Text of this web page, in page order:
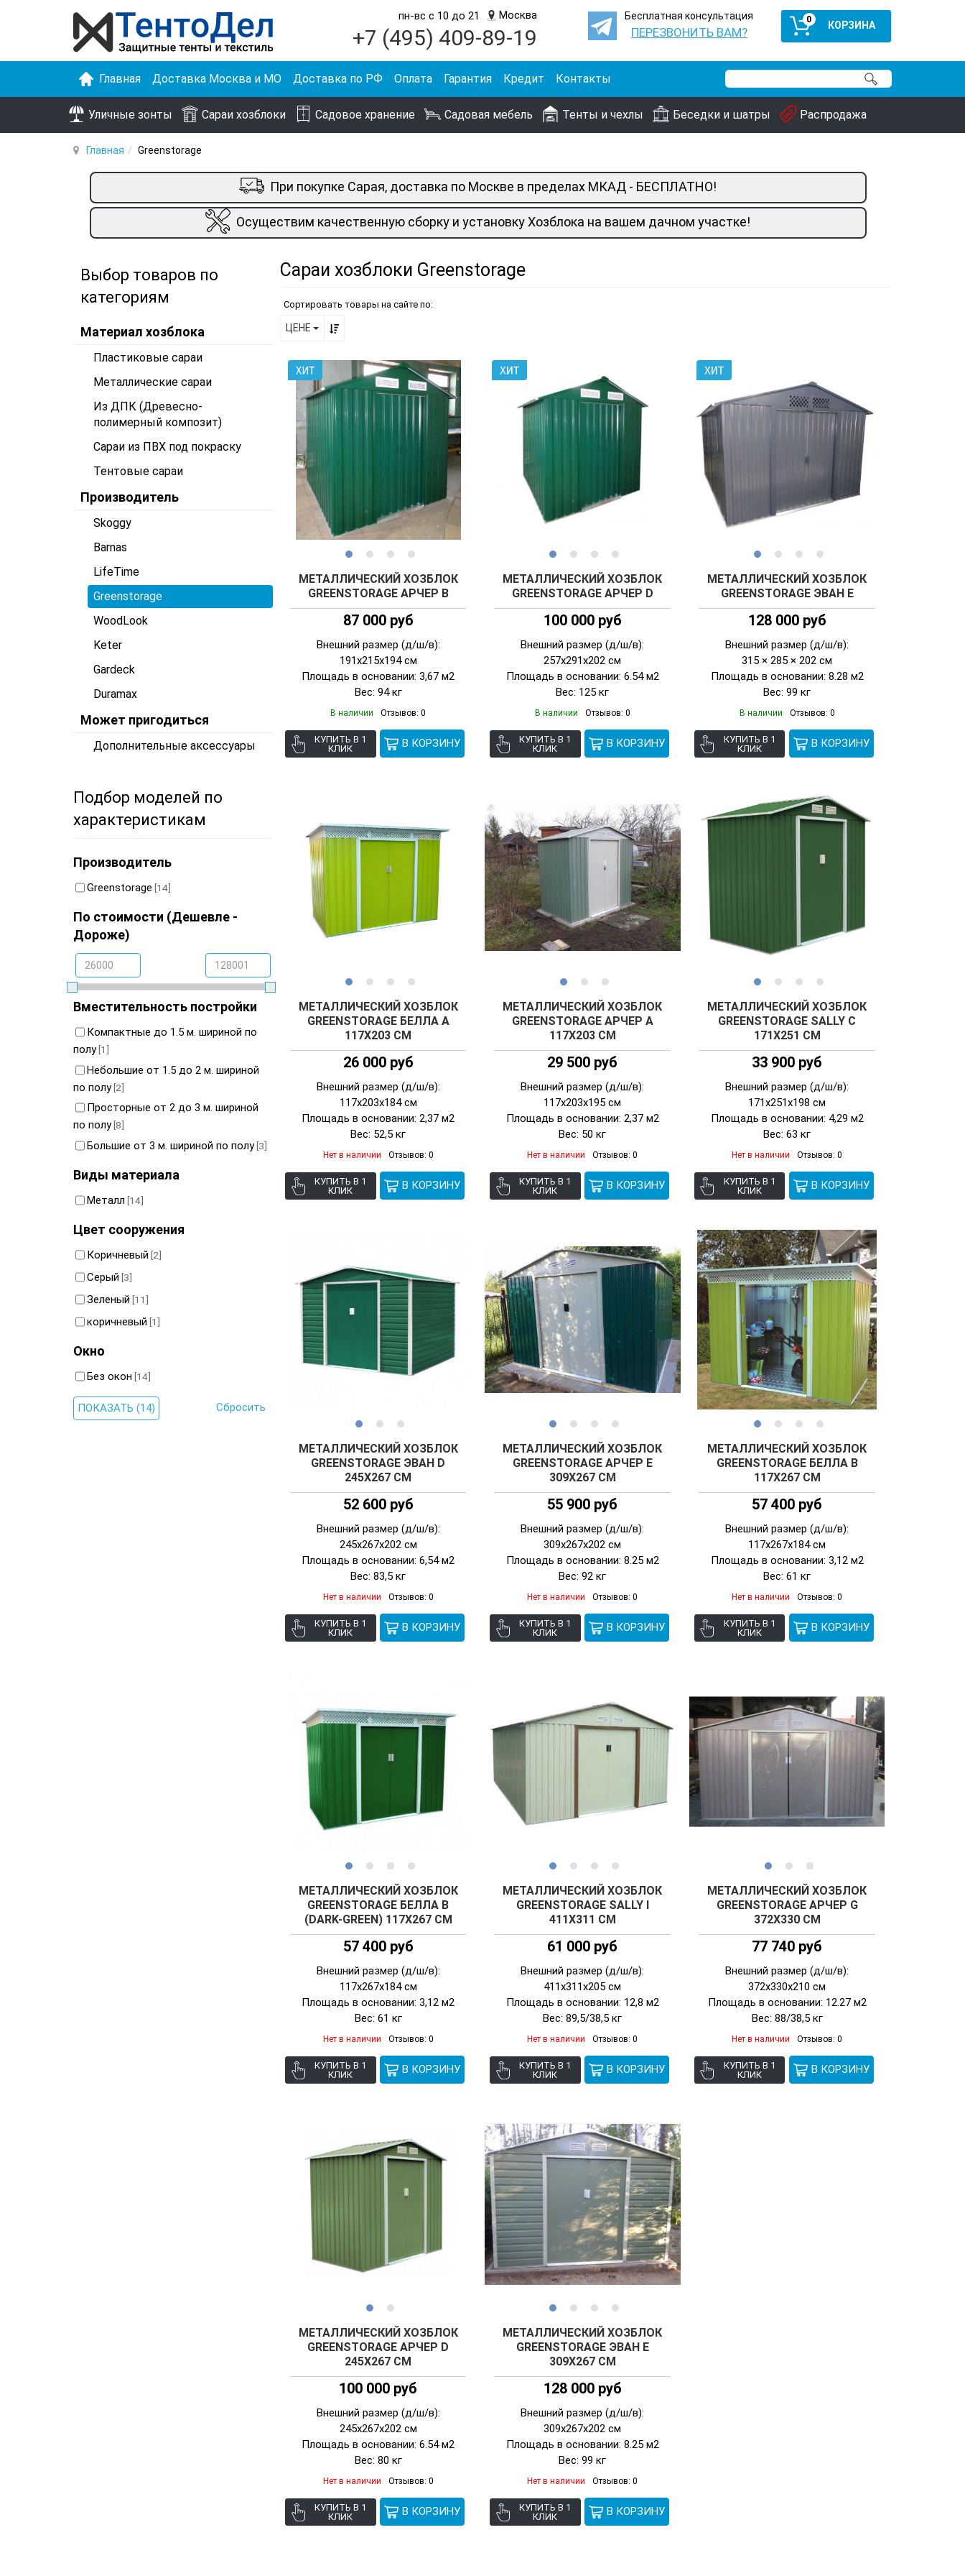
пн-вс с 10 до 21 Москва
+7 (495) 409-89-19
Бесплатная консультация
ПЕРЕЗВОНИТЬ ВАМ?
0
Главная Доставка Москва и МО Доставка по РФ Оплата Гарантия Кредит Контакты
Уличные зонты Сараи хозблоки Садовое хранение Садовая мебель Тенты и чехлы Беседки и шатры Распродажа
Главная Greenstorage
При покупке Сарая, доставка по Москве в пределах МКАД - БЕСПЛАТНО!
Осуществим качественную сборку и установку Хозблока на вашем дачном участке!
Сараи хозблоки Greenstorage
Сортировать товары на сайте по:
ЦЕНЕ
МЕТАЛЛИЧЕСКИЙ ХОЗБЛОК
GREENSTORAGE АРЧЕР B
87 000 руб
Внешний размер (д/ш/в):
191х215х194 см
Площадь в основании: 3,67 м2
Вес: 94 кг
В наличии Отзывов: 0
КУПИТЬ В 1
КЛИК
МЕТАЛЛИЧЕСКИЙ ХОЗБЛОК
GREENSTORAGE АРЧЕР D
100 000 руб
Внешний размер (д/ш/в):
257х291х202 см
Площадь в основании: 6.54 м2
Вес: 125 кг
В наличии Отзывов: 0
КУПИТЬ В 1
КЛИК
МЕТАЛЛИЧЕСКИЙ ХОЗБЛОК
GREENSTORAGE ЭВАН E
128 000 руб
Внешний размер (д/ш/в):
315 × 285 × 202 см
Площадь в основании: 8.28 м2
Вес: 99 кг
В наличии Отзывов: 0
КУПИТЬ В 1
КЛИК
МЕТАЛЛИЧЕСКИЙ ХОЗБЛОК
GREENSTORAGE БЕЛЛА А
117Х203 СМ
26 000 руб
Внешний размер (д/ш/в):
117х203х184 см
Площадь в основании: 2,37 м2
Вес: 52,5 кг
Нет в наличии Отзывов: 0
КУПИТЬ В 1
КЛИК
МЕТАЛЛИЧЕСКИЙ ХОЗБЛОК
GREENSTORAGE АРЧЕР А
117Х203 СМ
29 500 руб
Внешний размер (д/ш/в):
117х203х195 см
Площадь в основании: 2,37 м2
Вес: 50 кг
Нет в наличии Отзывов: 0
КУПИТЬ В 1
КЛИК
МЕТАЛЛИЧЕСКИЙ ХОЗБЛОК
GREENSTORAGE SALLY C
171Х251 СМ
33 900 руб
Внешний размер (д/ш/в):
171х251х198 см
Площадь в основании: 4,29 м2
Вес: 63 кг
Нет в наличии Отзывов: 0
КУПИТЬ В 1
КЛИК
МЕТАЛЛИЧЕСКИЙ ХОЗБЛОК
GREENSTORAGE ЭВАН D
245Х267 СМ
52 600 руб
Внешний размер (д/ш/в):
245х267х202 см
Площадь в основании: 6,54 м2
Вес: 83,5 кг
Нет в наличии Отзывов: 0
КУПИТЬ В 1
КЛИК
МЕТАЛЛИЧЕСКИЙ ХОЗБЛОК
GREENSTORAGE АРЧЕР E
309Х267 СМ
55 900 руб
Внешний размер (д/ш/в):
309х267х202 см
Площадь в основании: 8.25 м2
Вес: 92 кг
Нет в наличии Отзывов: 0
КУПИТЬ В 1
КЛИК
МЕТАЛЛИЧЕСКИЙ ХОЗБЛОК
GREENSTORAGE БЕЛЛА B
117Х267 СМ
57 400 руб
Внешний размер (д/ш/в):
117х267х184 см
Площадь в основании: 3,12 м2
Вес: 61 кг
Нет в наличии Отзывов: 0
КУПИТЬ В 1
КЛИК
МЕТАЛЛИЧЕСКИЙ ХОЗБЛОК
GREENSTORAGE БЕЛЛА B
(DARK-GREEN) 117Х267 СМ
57 400 руб
Внешний размер (д/ш/в):
117х267х184 см
Площадь в основании: 3,12 м2
Вес: 61 кг
Нет в наличии Отзывов: 0
КУПИТЬ В 1
КЛИК
МЕТАЛЛИЧЕСКИЙ ХОЗБЛОК
GREENSTORAGE SALLY I
411Х311 СМ
61 000 руб
Внешний размер (д/ш/в):
411х311х205 см
Площадь в основании: 12,8 м2
Вес: 89,5/38,5 кг
Нет в наличии Отзывов: 0
КУПИТЬ В 1
КЛИК
МЕТАЛЛИЧЕСКИЙ ХОЗБЛОК
GREENSTORAGE АРЧЕР G
372Х330 СМ
77 740 руб
Внешний размер (д/ш/в):
372х330х210 см
Площадь в основании: 12.27 м2
Вес: 88/38,5 кг
Нет в наличии Отзывов: 0
КУПИТЬ В 1
КЛИК
МЕТАЛЛИЧЕСКИЙ ХОЗБЛОК
GREENSTORAGE АРЧЕР D
245Х267 СМ
100 000 руб
Внешний размер (д/ш/в):
245х267х202 см
Площадь в основании: 6.54 м2
Вес: 80 кг
Нет в наличии Отзывов: 0
КУПИТЬ В 1
КЛИК
МЕТАЛЛИЧЕСКИЙ ХОЗБЛОК
GREENSTORAGE ЭВАН E
309Х267 СМ
128 000 руб
Внешний размер (д/ш/в):
309х267х202 см
Площадь в основании: 8.25 м2
Вес: 99 кг
Нет в наличии Отзывов: 0
КУПИТЬ В 1
КЛИК
Выбор товаров по
категориям
Материал хозблока
Пластиковые сараи
Металлические сараи
Из ДПК (Древесно-
полимерный композит)
Сараи из ПВХ под покраску
Тентовые сараи
Производитель
Skoggy
Barnas
LifeTime
Greenstorage
WoodLook
Keter
Gardeck
Duramax
Может пригодиться
Дополнительные аксессуары
Подбор моделей по
характеристикам
Производитель
Greenstorage [14]
По стоимости (Дешевле -
Дороже)
Вместительность постройки
Компактные до 1.5 м. шириной по
полу[1]
Небольшие от 1.5 до 2 м. шириной
по полу[2]
Просторные от 2 до 3 м. шириной
по полу[8]
Большие от 3 м. шириной по полу[3]
Виды материала
Металл [14]
Цвет сооружения
Коричневый [2]
Серый [3]
Зеленый [11]
коричневый [1]
Окно
Без окон [14]
Сбросить